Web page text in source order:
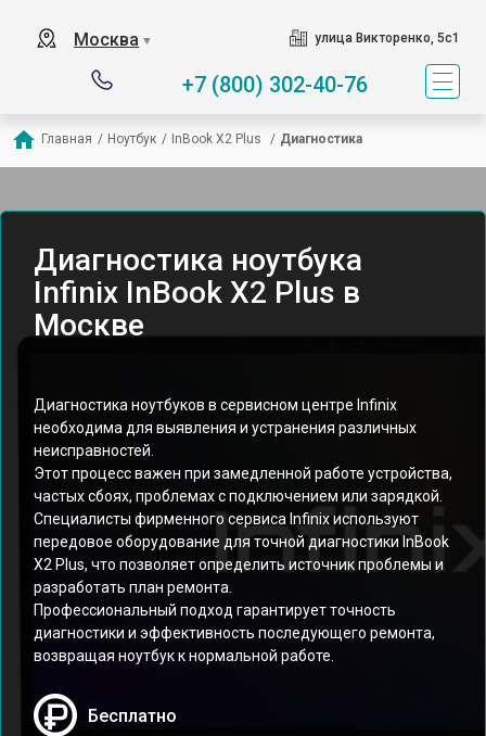
Москва ▼ улица Викторенко, 5с1
+7 (800) 302-40-76
Главная / Ноутбук / InBook X2 Plus / Диагностика
Диагностика ноутбука
Infinix InBook X2 Plus в
Москве
Диагностика ноутбуков в сервисном центре Infinix
необходима для выявления и устранения различных
неисправностей.
Этот процесс важен при замедленной работе устройства,
частых сбоях, проблемах с подключением или зарядкой.
Специалисты фирменного сервиса Infinix используют
передовое оборудование для точной диагностики InBook
X2 Plus, что позволяет определить источник проблемы и
разработать план ремонта.
Профессиональный подход гарантирует точность
диагностики и эффективность последующего ремонта,
возвращая ноутбук к нормальной работе.
Бесплатно